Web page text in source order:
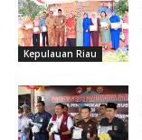
Kepulauan Riau